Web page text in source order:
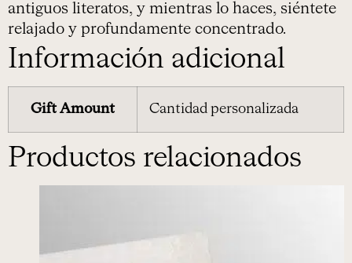
antiguos literatos, y mientras lo haces, siéntete
relajado y profundamente concentrado.
Información adicional
Gift Amount Cantidad personalizada
Productos relacionados